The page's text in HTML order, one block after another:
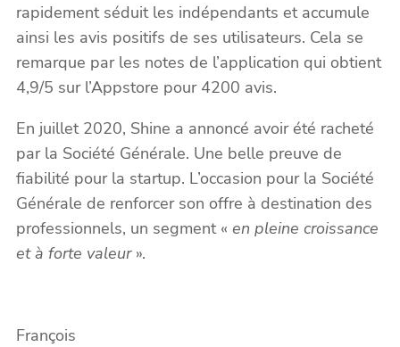
rapidement séduit les indépendants et accumule
ainsi les avis positifs de ses utilisateurs. Cela se
remarque par les notes de l’application qui obtient
4,9/5 sur l’Appstore pour 4200 avis.
En juillet 2020, Shine a annoncé avoir été racheté
par la Société Générale. Une belle preuve de
fiabilité pour la startup. L’occasion pour la Société
Générale de renforcer son offre à destination des
professionnels, un segment « en pleine croissance
et à forte valeur».
François